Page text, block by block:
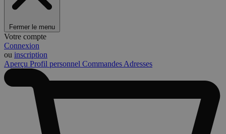
Fermer le menu
Votre compte
Connexion
ou inscription
Aperçu Profil personnel Commandes Adresses